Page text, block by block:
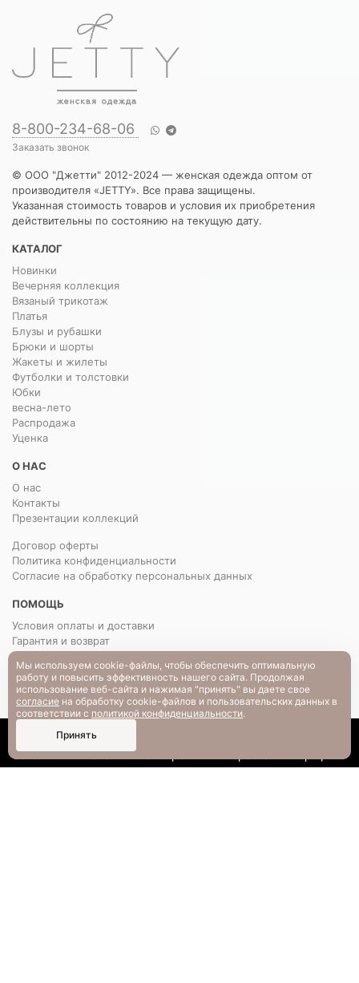
Каталог Поиск
8-800-234-68-06
Заказать звонок
© ООО "Джетти" 2012-2024 — женская одежда оптом от
производителя «JETTY». Все права защищены.
Указанная стоимость товаров и условия их приобретения
действительны по состоянию на текущую дату.
КАТАЛОГ
Новинки
Вечерняя коллекция
Вязаный трикотаж
Платья
Блузы и рубашки
Брюки и шорты
Жакеты и жилеты
Футболки и толстовки
Юбки
весна-лето
Распродажа
Уценка
О НАС
О нас
Контакты
Презентации коллекций
Договор оферты
Политика конфиденциальности
Согласие на обработку персональных данных
ПОМОЩЬ
Условия оплаты и доставки
Гарантия и возврат
РАЗМЕРНАЯ СЕТКА
Вопрос-ответ
Мы используем cookie-файлы, чтобы обеспечить оптимальную
работу и повысить эффективность нашего сайта. Продолжая
использование веб-сайта и нажимая "принять" вы даете свое
согласие на обработку cookie-файлов и пользовательских данных в
соответствии с политикой конфиденциальности.
Принять